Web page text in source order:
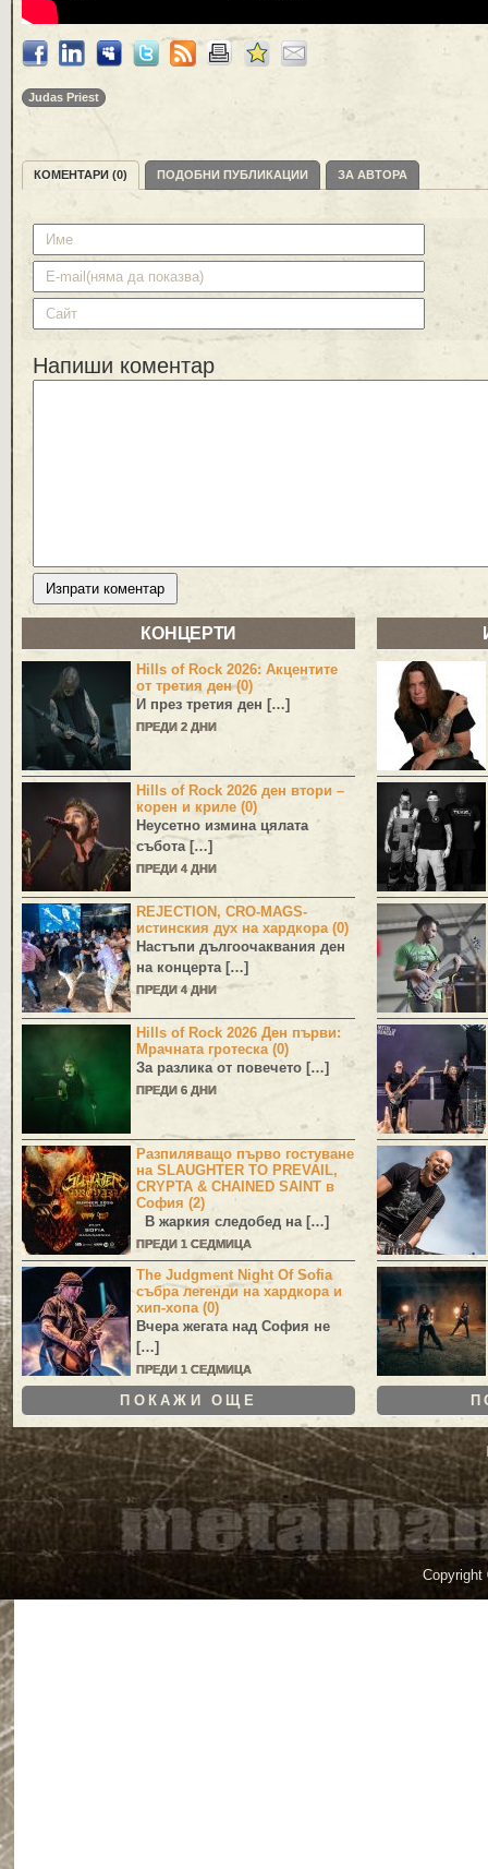
Judas Priest
КОМЕНТАРИ (0) ПОДОБНИ ПУБЛИКАЦИИ ЗА АВТОРА
Напиши коментар
КОНЦЕРТИ
Hills of Rock 2026: Акцентите
от третия ден (0)
И през третия ден […]
ПРЕДИ 2 ДНИ
Hills of Rock 2026 ден втори –
корен и криле (0)
Неусетно измина цялата
събота […]
ПРЕДИ 4 ДНИ
REJECTION, CRO-MAGS-
истинския дух на хардкора (0)
Настъпи дългоочаквания ден
на концерта […]
ПРЕДИ 4 ДНИ
Hills of Rock 2026 Ден първи:
Мрачната гротеска (0)
За разлика от повечето […]
ПРЕДИ 6 ДНИ
Разпиляващо първо гостуване
на SLAUGHTER TO PREVAIL,
CRYPTA & CHAINED SAINT в
София (2)
В жаркия следобед на […]
ПРЕДИ 1 СЕДМИЦА
The Judgment Night Of Sofia
събра легенди на хардкора и
хип-хопа (0)
Вчера жегата над София не
[…]
ПРЕДИ 1 СЕДМИЦА
ПОКАЖИ ОЩЕ